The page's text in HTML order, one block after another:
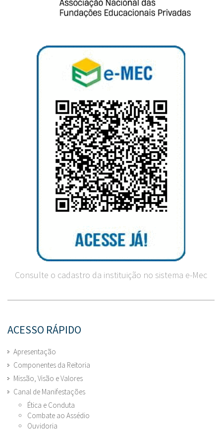
Consulte o cadastro da instituição no sistema e-Mec
ACESSO RÁPIDO
Apresentação
Componentes da Reitoria
Missão, Visão e Valores
Canal de Manifestações
Ética e Conduta
Combate ao Assédio
Ouvidoria